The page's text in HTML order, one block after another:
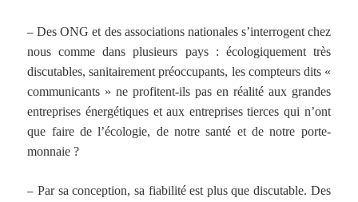
–Des ONG et des associations nationales s’interrogent chez
nous comme dans plusieurs pays : écologiquement très
discutables, sanitairement préoccupants, les compteurs dits «
communicants » ne profitent-ils pas en réalité aux grandes
entreprises énergétiques et aux entreprises tierces qui n’ont
que faire de l’écologie, de notre santé et de notre porte-
monnaie ?
–Par sa conception, sa fiabilité est plus que discutable. Des